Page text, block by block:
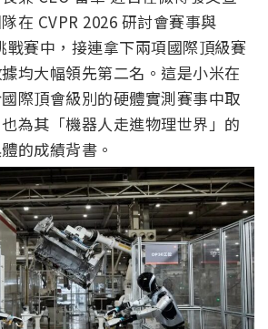
在 CVPR 2026 研討會賽事與
戰賽中，接連拿下兩項國際頂級賽
均大幅領先第二名。這是小米在
際頂會級別的硬體實測賽事中取
為其「機器人走進物理世界」的
的成績背書。